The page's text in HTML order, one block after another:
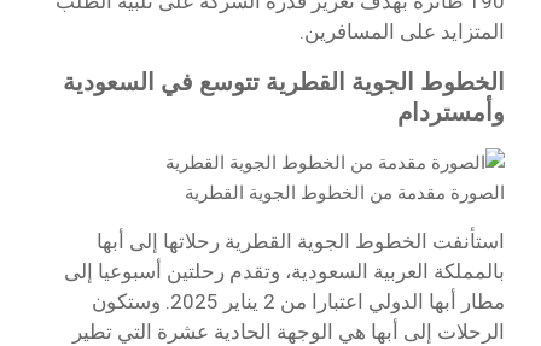
المتزايد على المسافرين.
الخطوط الجوية القطرية تتوسع في السعودية
وأمستردام
الصورة مقدمة من الخطوط الجوية القطرية
استأنفت الخطوط الجوية القطرية رحلاتها إلى أبها
بالمملكة العربية السعودية، وتقدم رحلتين أسبوعيا إلى
مطار أبها الدولي اعتبارا من 2 يناير 2025. وستكون
الرحلات إلى أبها هي الوجهة الحادية عشرة التي تطير